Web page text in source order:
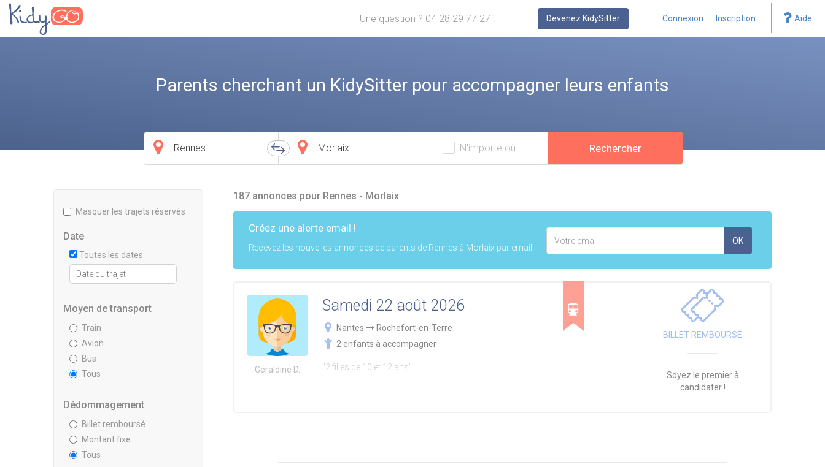
Une question ? 04 28 29 77 27 ! Devenez KidySitter Connexion Inscription Aide
Parents cherchant un KidySitter pour accompagner leurs enfants
Ville
de
départ
Ville
d'arrivée
N'importe où ! Rechercher
Masquer les trajets réservés
Date
Toutes les dates
Moyen de transport
Train
Avion
Bus
Tous
Dédommagement
Billet remboursé
Montant fixe
Tous
187 annonces pour Rennes - Morlaix
Créez une alerte email !
Recevez les nouvelles annonces de parents de Rennes à Morlaix par email.
mail
OK
Géraldine D.
Samedi 22 août 2026
Nantes
Rochefort-en-Terre
2 enfants à accompagner
"2 filles de 10 et 12 ans"
BILLET REMBOURSÉ
Soyez le premier à
candidater !